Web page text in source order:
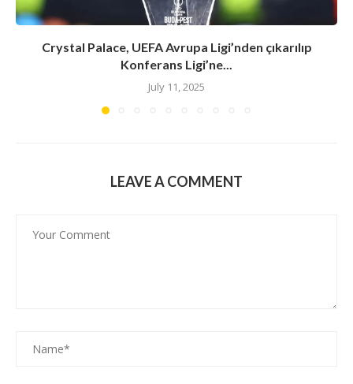
Crystal Palace, UEFA Avrupa Ligi’nden çıkarılıp
Konferans Ligi’ne...
July 11, 2025
LEAVE A COMMENT